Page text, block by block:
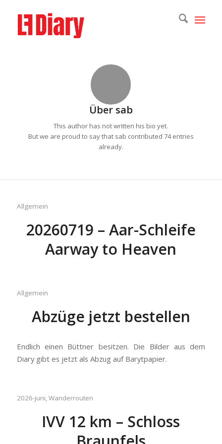
Über sab
This author has not written his bio yet.
But we are proud to say that sab contributed 74 entries
already.
Allgemein
20260719 – Aar-Schleife
Aarway to Heaven
Allgemein
Abzüge jetzt bestellen
Endlich einen Büttner besitzen. Die Bilder aus dem
Diary gibt es jetzt als Abzug auf Barytpapier.
2026-juni Wanderrouten
IVV 12 km – Schloss